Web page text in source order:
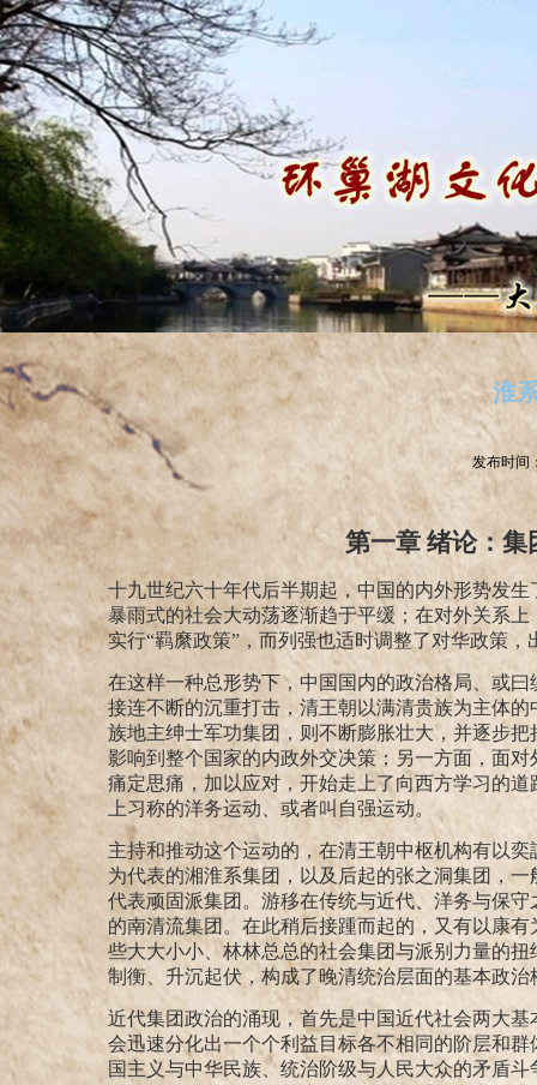
淮
发布时间
第一章 绪论：集
十九世纪六十年代后半期起，中国的内外形势发
暴雨式的社会大动荡逐渐趋于平缓；在对外关系
实行“羁縻政策”，而列强也适时调整了对华政策，
在这样一种总形势下，中国国内的政治格局、或
接连不断的沉重打击，清王朝以满清贵族为主体
族地主绅士军功集团，则不断膨胀壮大，并逐步
影响到整个国家的内政外交决策；另一方面，面
痛定思痛，加以应对，开始走上了向西方学习的
上习称的洋务运动、或者叫自强运动。
主持和推动这个运动的，在清王朝中枢机构有以
为代表的湘淮系集团，以及后起的张之洞集团，
代表顽固派集团。游移在传统与近代、洋务与保
的南清流集团。在此稍后接踵而起的，又有以康
些大大小小、林林总总的社会集团与派别力量的
制衡、升沉起伏，构成了晚清统治层面的基本政治
近代集团政治的涌现，首先是中国近代社会两大
会迅速分化出一个个利益目标各不相同的阶层和
国主义与中华民族、统治阶级与人民大众的矛盾